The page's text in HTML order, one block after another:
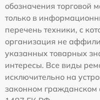
обозначения торговой
только в
перечень техники, с
организация не
указанных товарных
интересы. Все виды
исключительно на
законном гражданском